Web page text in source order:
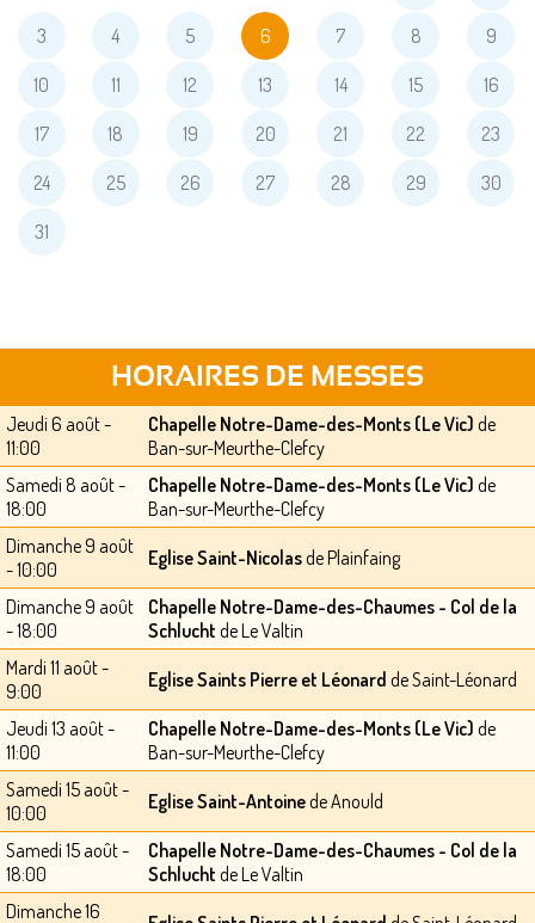
3 4 5 6 7 8 9
10 11 12 13 14 15 16
17 18 19 20 21 22 23
24 25 26 27 28 29 30
31
HORAIRES DE MESSES
Jeudi 6 août -
11:00
Chapelle Notre-Dame-des-Monts (Le Vic) de
Ban-sur-Meurthe-Clefcy
Samedi 8 août -
18:00
Chapelle Notre-Dame-des-Monts (Le Vic) de
Ban-sur-Meurthe-Clefcy
Dimanche 9 août
- 10:00
Eglise Saint-Nicolasde Plainfaing
Dimanche 9 août
- 18:00
Chapelle Notre-Dame-des-Chaumes - Col de la
Schlucht de Le Valtin
Mardi 11 août -
9:00
Eglise Saints Pierre et Léonard de Saint-Léonard
Jeudi 13 août -
11:00
Chapelle Notre-Dame-des-Monts (Le Vic) de
Ban-sur-Meurthe-Clefcy
Samedi 15 août -
10:00
Eglise Saint-Antoinede Anould
Samedi 15 août -
18:00
Chapelle Notre-Dame-des-Chaumes - Col de la
Schlucht de Le Valtin
Dimanche 16